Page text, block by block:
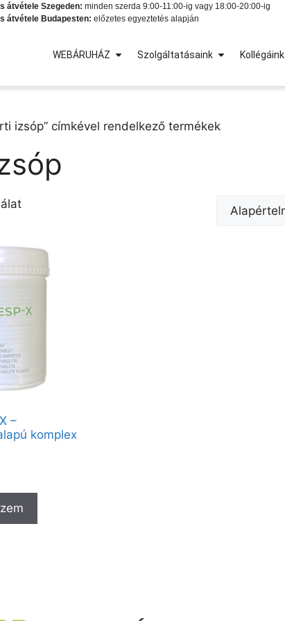
átvétele Szegeden: minden szerda 9:00-11:00-ig vagy 18:00-20:00-ig
átvétele Budapesten: előzetes egyeztetés alapján
WEBÁRUHÁZ Szolgáltatásaink Kollégáink
izsóp” címkével rendelkező termékek
–
komplex